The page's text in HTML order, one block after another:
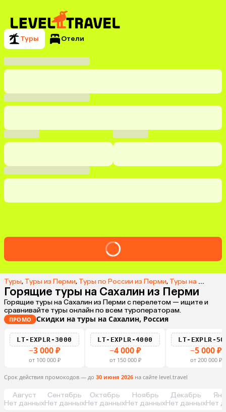
Туры Отели
Туры, Туры из Перми, Туры по России из Перми, Туры на Сахалин из Перми
Горящие туры на Сахалин из Перми
Горящие туры на Сахалин из Перми с перелетом — ищите и
сравнивайте туры онлайн по всем туроператорам.
ПРОМО Скидки на туры на Сахалин, Россия
LT-EXPLR-3000
−3 000 ₽
от 100 000 ₽
LT-EXPLR-4000
−4 000 ₽
от 150 000 ₽
LT-EXPLR-
−5 000 ₽
от 200 000 ₽
Срок действия промокодов — до 30 июня 2026 на сайте level.travel
Август
Нет данных
Сентябрь
Нет данных
Октябрь
Нет данных
Ноябрь
Нет данных
Декабрь
Нет данныхНет